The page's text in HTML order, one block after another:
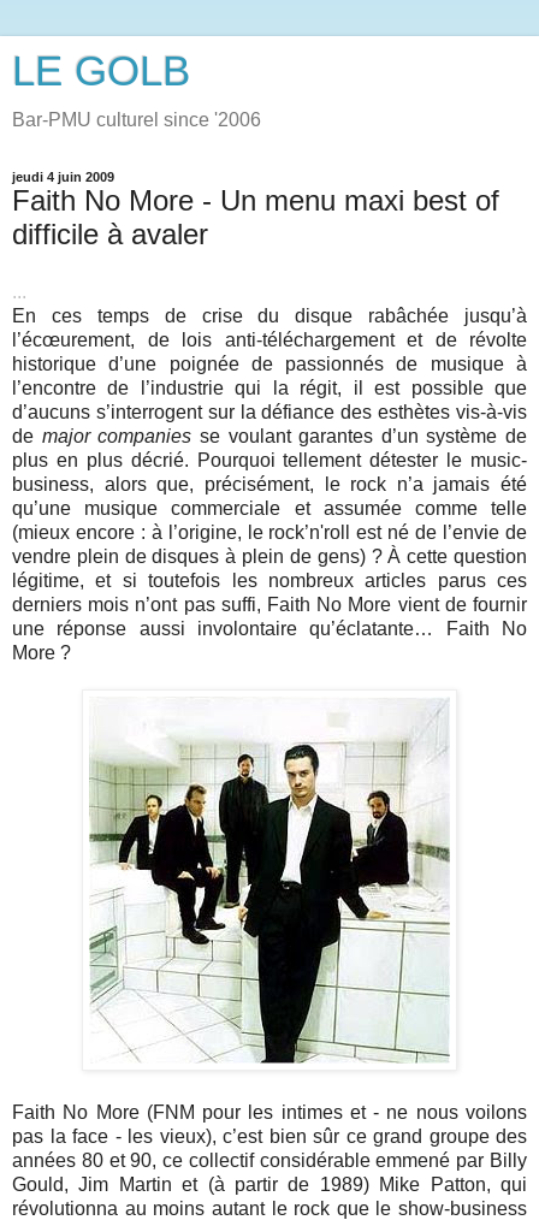
LE GOLB
Bar-PMU culturel since '2006
jeudi 4 juin 2009
Faith No More - Un menu maxi best of
difficile à avaler
...
En ces temps de crise du disque rabâchée jusqu’à
l’écœurement, de lois anti-téléchargement et de révolte
historique d’une poignée de passionnés de musique à
l’encontre de l’industrie qui la régit, il est possible que
d’aucuns s’interrogent sur la défiance des esthètes vis-à-vis
de major companies se voulant garantes d’un système de
plus en plus décrié. Pourquoi tellement détester le music-
business, alors que, précisément, le rock n’a jamais été
qu’une musique commerciale et assumée comme telle
(mieux encore : à l’origine, le rock’n'roll est né de l’envie de
vendre plein de disques à plein de gens) ? À cette question
légitime, et si toutefois les nombreux articles parus ces
derniers mois n’ont pas suffi, Faith No More vient de fournir
une réponse aussi involontaire qu’éclatante… Faith No
More ?
Faith No More (FNM pour les intimes et - ne nous voilons
pas la face - les vieux), c’est bien sûr ce grand groupe des
années 80 et 90, ce collectif considérable emmené par Billy
Gould, Jim Martin et (à partir de 1989) Mike Patton, qui
révolutionna au moins autant le rock que le show-business